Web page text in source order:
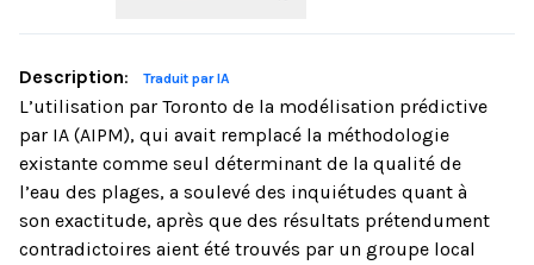
Description: Traduit par IA
L’utilisation par Toronto de la modélisation prédictive
par IA (AIPM), qui avait remplacé la méthodologie
existante comme seul déterminant de la qualité de
l’eau des plages, a soulevé des inquiétudes quant à
son exactitude, après que des résultats prétendument
contradictoires aient été trouvés par un groupe local